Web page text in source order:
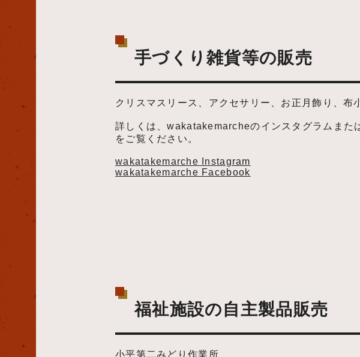
手づくり雑貨等の販売
クリスマスリース、アクセサリー、お正月飾り、布
詳しくは、wakatakemarcheのインスタグラムまた
をご覧ください。
wakatakemarche Instagram
wakatakemarche Facebook
福祉施設の自主製品販売
小平第二みどり作業所